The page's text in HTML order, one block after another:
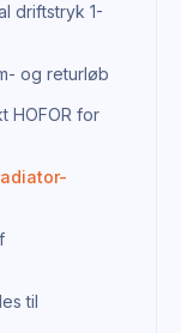
driftstryk 1-
og returløb
HOFOR for
til